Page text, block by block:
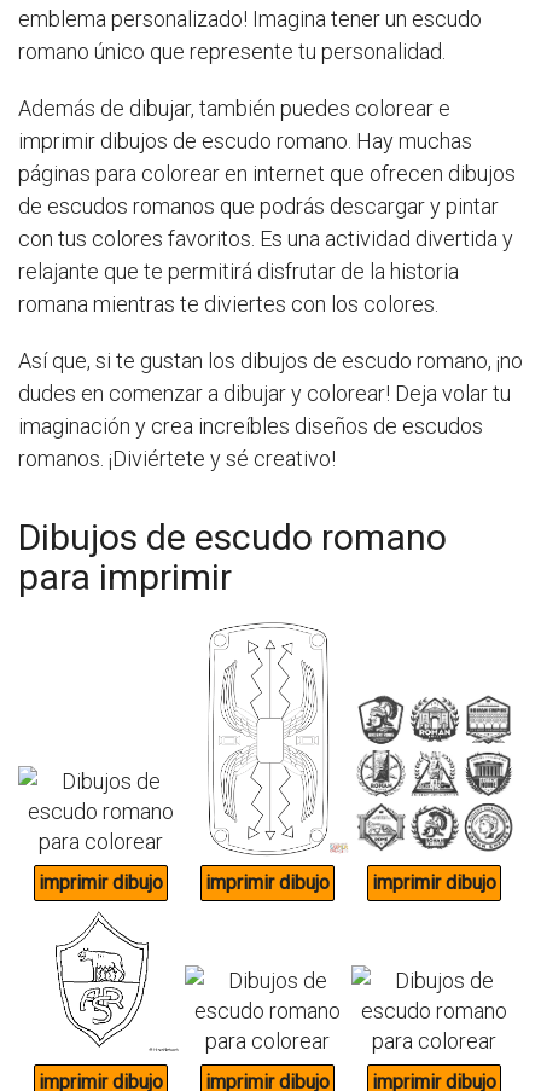
emblema personalizado! Imagina tener un escudo
romano único que represente tu personalidad.
Además de dibujar, también puedes colorear e
imprimir dibujos de escudo romano. Hay muchas
páginas para colorear en internet que ofrecen dibujos
de escudos romanos que podrás descargar y pintar
con tus colores favoritos. Es una actividad divertida y
relajante que te permitirá disfrutar de la historia
romana mientras te diviertes con los colores.
Así que, si te gustan los dibujos de escudo romano, ¡no
dudes en comenzar a dibujar y colorear! Deja volar tu
imaginación y crea increíbles diseños de escudos
romanos. ¡Diviértete y sé creativo!
Dibujos de escudo romano
para imprimir